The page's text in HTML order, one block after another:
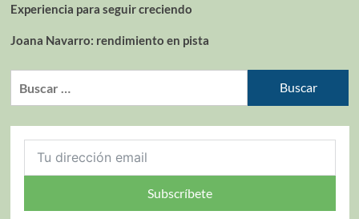
Experiencia para seguir creciendo
Joana Navarro: rendimiento en pista
Subscríbete